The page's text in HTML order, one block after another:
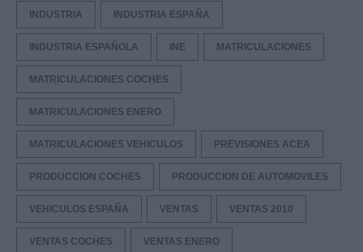
INDUSTRIA INDUSTRIA ESPAÑA
INDUSTRIA ESPAÑOLA INE MATRICULACIONES
MATRICULACIONES COCHES
MATRICULACIONES ENERO
MATRICULACIONES VEHICULOS PREVISIONES ACEA
PRODUCCION COCHES PRODUCCION DE AUTOMOVILES
VEHICULOS ESPAÑA VENTAS VENTAS 2010
VENTAS COCHES VENTAS ENERO